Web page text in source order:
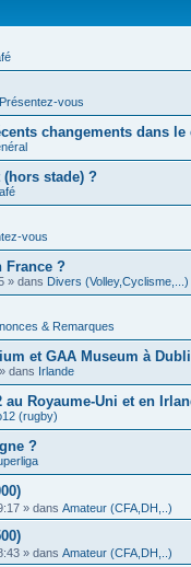
Présentez-vous
changements dans le
stade) ?
vous
France ?
» dans Divers (Volley,Cyclisme,...)
& Remarques
et GAA Museum à
» dans Irlande
Royaume-Uni et en
(rugby)
?
» dans Amateur (CFA,DH,..)
» dans Amateur (CFA,DH,..)